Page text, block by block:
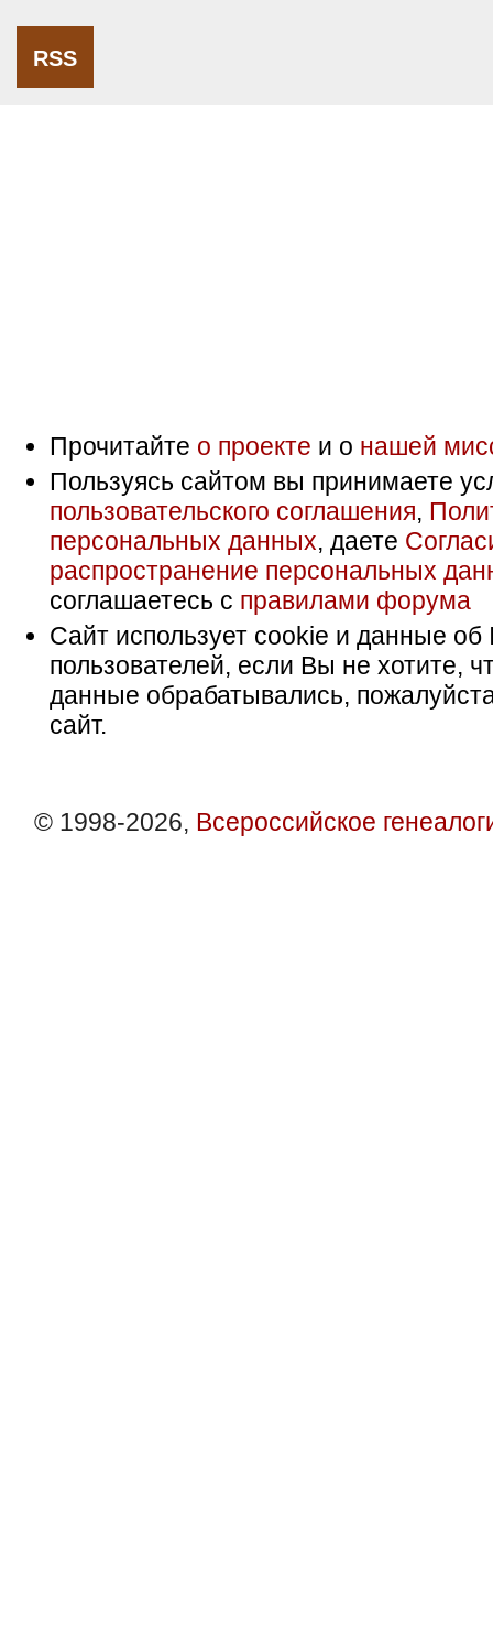
RSS
Прочитайте о проекте и о нашей
Пользуясь сайтом вы принимаете
пользовательского соглашения,
персональных данных, даете
распространение персональных
соглашаетесь с правилами форума
Сайт использует cookie и данные об
пользователей, если Вы не хотите,
данные обрабатывались,
сайт.
© 1998-2026, Всероссийское